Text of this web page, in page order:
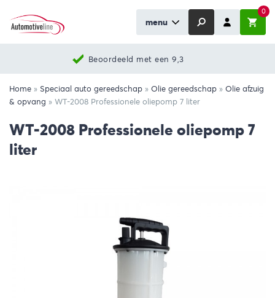
menu
0
Beoordeeld met een 9,3
Home » Speciaal auto gereedschap » Olie gereedschap » Olie afzuig
& opvang » WT-2008 Professionele oliepomp 7 liter
WT-2008 Professionele oliepomp 7
liter